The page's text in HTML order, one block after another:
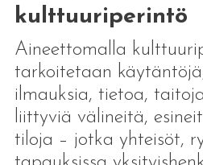
kulttuuriperintö
Aineettomalla
tarkoitetaan
ilmauksia, tietoa,
liittyviä välineitä,
tiloja – jotka yhteisöt,